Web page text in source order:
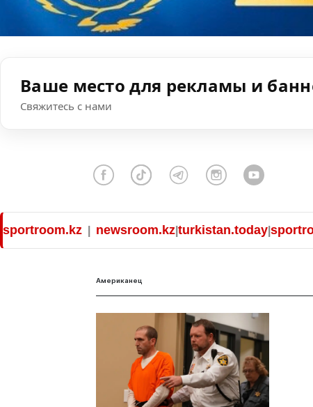
Ваше место для рекламы и
Свяжитесь с нами
|newsroom.kz|turkistan.today|
Американец